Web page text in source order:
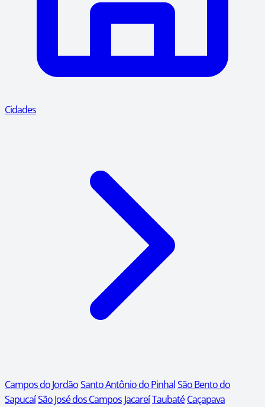
Cidades
Campos do JordãoSanto Antônio do PinhalSão Bento do
SapucaíSão José dos Campos JacareíTaubaté Caçapava